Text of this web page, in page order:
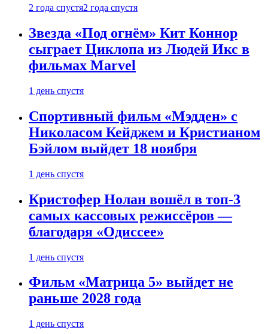
2 года спустя2 года спустя
Звезда «Под огнём» Кит Коннор
сыграет Циклопа из Людей Икс в
фильмах Marvel
1 день спустя
Спортивный фильм «Мэдден» с
Николасом Кейджем и Кристианом
Бэйлом выйдет 18 ноября
1 день спустя
Кристофер Нолан вошёл в топ-3
самых кассовых режиссёров —
благодаря «Одиссее»
1 день спустя
Фильм «Матрица 5» выйдет не
раньше 2028 года
1 день спустя